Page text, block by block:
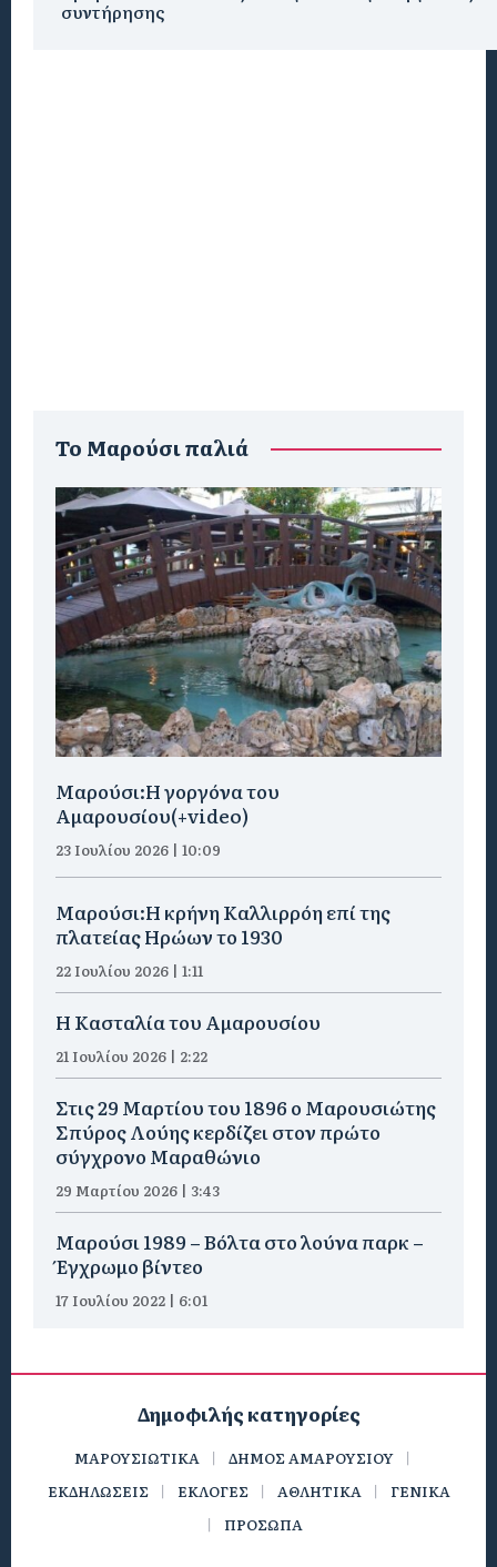
συντήρησης
To Μαρούσι παλιά
Μαρούσι:H γοργόνα του
Αμαρουσίου(+video)
23 Ιουλίου 2026 | 10:09
Μαρούσι:Η κρήνη Καλλιρρόη επί της
πλατείας Ηρώων το 1930
22 Ιουλίου 2026 | 1:11
Η Κασταλία του Αμαρουσίου
21 Ιουλίου 2026 | 2:22
Στις 29 Μαρτίου του 1896 ο Μαρουσιώτης
Σπύρος Λούης κερδίζει στον πρώτο
σύγχρονο Μαραθώνιο
29 Μαρτίου 2026 | 3:43
Μαρούσι 1989 – Βόλτα στο λούνα παρκ –
Έγχρωμο βίντεο
17 Ιουλίου 2022 | 6:01
Δημοφιλής κατηγορίες
ΜΑΡΟΥΣΙΩΤΙΚΑ
ΔΗΜΟΣ ΑΜΑΡΟΥΣΙΟΥ
ΕΚΔΗΛΩΣΕΙΣ
ΕΚΛΟΓΕΣ ΑΘΛΗΤΙΚΑ
ΓΕΝΙΚΑ
ΠΡΟΣΩΠΑ